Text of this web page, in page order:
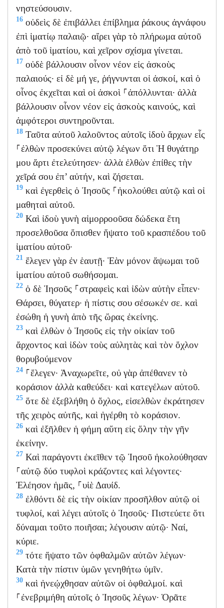
νηστεύσουσιν.
16 οὐδεὶς δὲ ἐπιβάλλει ἐπίβλημα ῥάκους ἀγνάφου
ἐπὶ ἱματίῳ παλαιῷ· αἴρει γὰρ τὸ πλήρωμα αὐτοῦ
ἀπὸ τοῦ ἱματίου, καὶ χεῖρον σχίσμα γίνεται.
17 οὐδὲ βάλλουσιν οἶνον νέον εἰς ἀσκοὺς
παλαιούς· εἰ δὲ μή γε, ῥήγνυνται οἱ ἀσκοί, καὶ ὁ
οἶνος ἐκχεῖται καὶ οἱ ἀσκοὶ ⸀ἀπόλλυνται· ἀλλὰ
βάλλουσιν οἶνον νέον εἰς ἀσκοὺς καινούς, καὶ
ἀμφότεροι συντηροῦνται.
18 Ταῦτα αὐτοῦ λαλοῦντος αὐτοῖς ἰδοὺ ἄρχων εἷς
⸀ἐλθὼν προσεκύνει αὐτῷ λέγων ὅτι Ἡ θυγάτηρ
μου ἄρτι ἐτελεύτησεν· ἀλλὰ ἐλθὼν ἐπίθες τὴν
χεῖρά σου ἐπ’ αὐτήν, καὶ ζήσεται.
19 καὶ ἐγερθεὶς ὁ Ἰησοῦς ⸀ἠκολούθει αὐτῷ καὶ οἱ
μαθηταὶ αὐτοῦ.
20 Καὶ ἰδοὺ γυνὴ αἱμορροοῦσα δώδεκα ἔτη
προσελθοῦσα ὄπισθεν ἥψατο τοῦ κρασπέδου τοῦ
ἱματίου αὐτοῦ·
21 ἔλεγεν γὰρ ἐν ἑαυτῇ· Ἐὰν μόνον ἅψωμαι τοῦ
ἱματίου αὐτοῦ σωθήσομαι.
22 ὁ δὲ Ἰησοῦς ⸀στραφεὶς καὶ ἰδὼν αὐτὴν εἶπεν·
Θάρσει, θύγατερ· ἡ πίστις σου σέσωκέν σε. καὶ
ἐσώθη ἡ γυνὴ ἀπὸ τῆς ὥρας ἐκείνης.
23 καὶ ἐλθὼν ὁ Ἰησοῦς εἰς τὴν οἰκίαν τοῦ
ἄρχοντος καὶ ἰδὼν τοὺς αὐλητὰς καὶ τὸν ὄχλον
θορυβούμενον
24 ⸀ἔλεγεν· Ἀναχωρεῖτε, οὐ γὰρ ἀπέθανεν τὸ
κοράσιον ἀλλὰ καθεύδει· καὶ κατεγέλων αὐτοῦ.
25 ὅτε δὲ ἐξεβλήθη ὁ ὄχλος, εἰσελθὼν ἐκράτησεν
τῆς χειρὸς αὐτῆς, καὶ ἠγέρθη τὸ κοράσιον.
26 καὶ ἐξῆλθεν ἡ φήμη αὕτη εἰς ὅλην τὴν γῆν
ἐκείνην.
27 Καὶ παράγοντι ἐκεῖθεν τῷ Ἰησοῦ ἠκολούθησαν
⸀αὐτῷ δύο τυφλοὶ κράζοντες καὶ λέγοντες·
Ἐλέησον ἡμᾶς, ⸀υἱὲ Δαυίδ.
28 ἐλθόντι δὲ εἰς τὴν οἰκίαν προσῆλθον αὐτῷ οἱ
τυφλοί, καὶ λέγει αὐτοῖς ὁ Ἰησοῦς· Πιστεύετε ὅτι
δύναμαι τοῦτο ποιῆσαι; λέγουσιν αὐτῷ· Ναί,
κύριε.
29 τότε ἥψατο τῶν ὀφθαλμῶν αὐτῶν λέγων·
Κατὰ τὴν πίστιν ὑμῶν γενηθήτω ὑμῖν.
30 καὶ ἠνεῴχθησαν αὐτῶν οἱ ὀφθαλμοί. καὶ
⸀ἐνεβριμήθη αὐτοῖς ὁ Ἰησοῦς λέγων· Ὁρᾶτε